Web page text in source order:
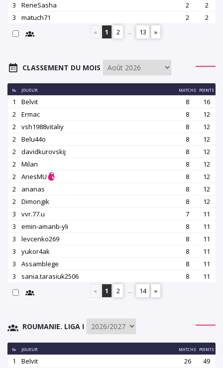
3
ReneSasha 2
2
3
matuch71 2
2
«
1 2 ... 13 »
CLASSEMENT DU MOIS
№ JOUEUR MATCHS POINTS
1 Belvit 8
16
2
Ermac 8
12
2
vsh1988vitaliy 8
12
2
Belu44o 8
12
2
davidkurovskij 8
12
2
Milan 8
12
2
AriesMU 8
12
2
ananas 8
12
2
Dimongik 8
12
3
vvr.77.u 7
11
3
emin-amanb-yli 8
11
3
levcenko269 8
11
3
yukor4ak 8
11
3
Assamblege 8
11
3
sania.tarasiuk2506 8
11
«
1 2 ... 14 »
ROUMANIE. LIGA I
№ JOUEUR MATCHS POINTS
1 Belvit 26
49